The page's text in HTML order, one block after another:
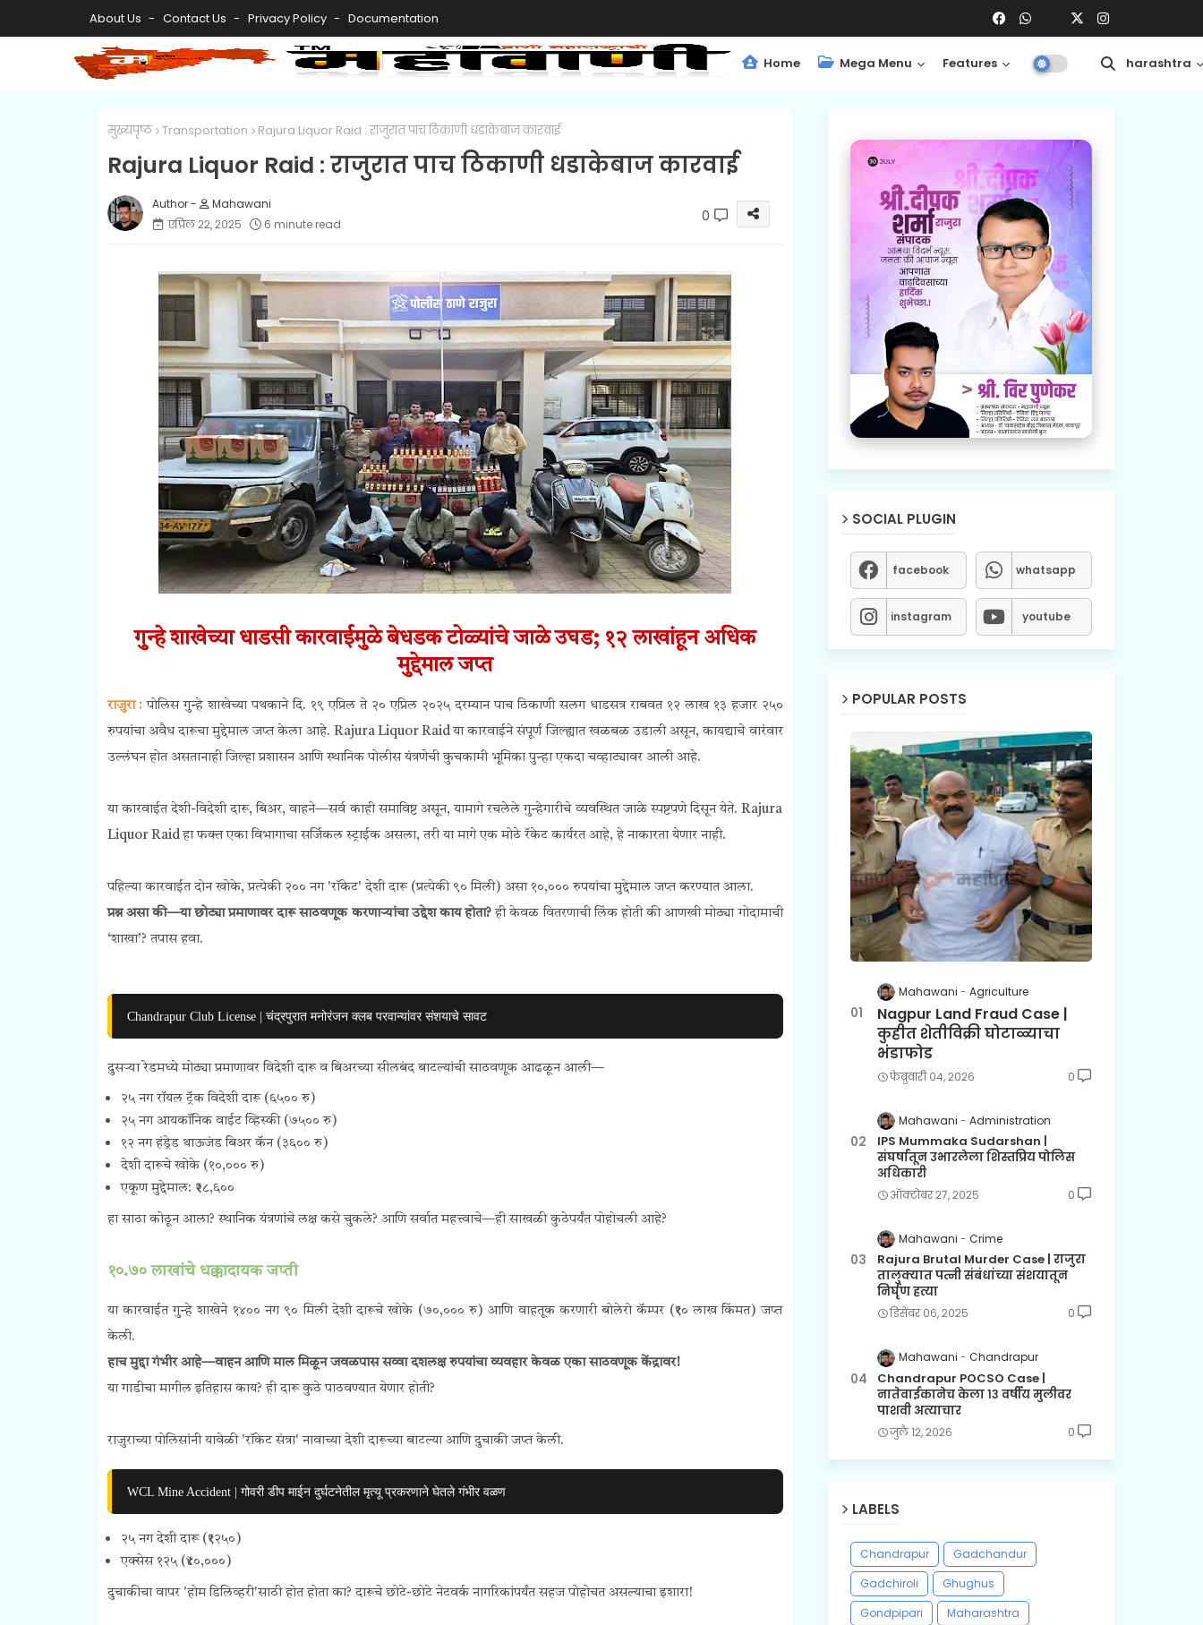
About Us Contact Us Privacy Policy Documentation
Home Mega Menu Features Central Maharashtra
मुख्यपृष्ठ Transportation Rajura Liquor Raid : राजुरात पाच ठिकाणी धडाकेबाज कारवाई
Rajura Liquor Raid : राजुरात पाच ठिकाणी धडाकेबाज कारवाई
Mahawani
एप्रिल २२, २०२५
6 minute read 0
गुन्हे शाखेच्या धाडसी कारवाईमुळे बेधडक टोळ्यांचे जाळे उघड; १२ लाखांहून अधिक
मुद्देमाल जप्त
राजुरा : पोलिस गुन्हे शाखेच्या पथकाने दि. १९ एप्रिल ते २० एप्रिल २०२५ दरम्यान पाच ठिकाणी सलग धाडसत्र राबवत १२ लाख १३ हजार २५०
रुपयांचा अवैध दारूचा मुद्देमाल जप्त केला आहे. Rajura Liquor Raid या कारवाईने संपूर्ण जिल्ह्यात खळबळ उडाली असून, कायद्याचे वारंवार
उल्लंघन होत असतानाही जिल्हा प्रशासन आणि स्थानिक पोलीस यंत्रणेची कुचकामी भूमिका पुन्हा एकदा चव्हाट्यावर आली आहे.
या कारवाईत देशी-विदेशी दारू, बिअर, वाहने—सर्व काही समाविष्ट असून, यामागे रचलेले गुन्हेगारीचे व्यवस्थित जाळे स्पष्टपणे दिसून येते. Rajura
Liquor Raid हा फक्त एका विभागाचा सर्जिकल स्ट्राईक असला, तरी या मागे एक मोठे रॅकेट कार्यरत आहे, हे नाकारता येणार नाही.
पहिल्या कारवाईत दोन खोके, प्रत्येकी २०० नग 'रॉकेट' देशी दारू (प्रत्येकी ९० मिली) असा १०,००० रुपयांचा मुद्देमाल जप्त करण्यात आला.
प्रश्न असा की—या छोट्या प्रमाणावर दारू साठवणूक करणाऱ्यांचा उद्देश काय होता? ही केवळ वितरणाची लिंक होती की आणखी मोठ्या गोदामाची
‘शाखा’? तपास हवा.
Chandrapur Club License | चंद्रपुरात मनोरंजन क्लब परवान्यांवर संशयाचे सावट
दुसऱ्या रेडमध्ये मोठ्या प्रमाणावर विदेशी दारू व बिअरच्या सीलबंद बाटल्यांची साठवणूक आढळून आली—
२५ नग रॉयल ट्रॅक विदेशी दारू (६५०० रु)
२५ नग आयकॉनिक वाईट व्हिस्की (७५०० रु)
१२ नग हंड्रेड थाऊजंड बिअर कॅन (३६०० रु)
देशी दारूचे खोके (१०,००० रु)
एकूण मुद्देमाल: ₹२८,६००
हा साठा कोठून आला? स्थानिक यंत्रणांचे लक्ष कसे चुकले? आणि सर्वात महत्त्वाचे—ही साखळी कुठेपर्यंत पोहोचली आहे?
१०.७० लाखांचे धक्कादायक जप्ती
या कारवाईत गुन्हे शाखेने १४०० नग ९० मिली देशी दारूचे खोके (७०,००० रु) आणि वाहतूक करणारी बोलेरो कॅम्पर (₹१० लाख किंमत) जप्त
केली.
हाच मुद्दा गंभीर आहे—वाहन आणि माल मिळून जवळपास सव्वा दशलक्ष रुपयांचा व्यवहार केवळ एका साठवणूक केंद्रावर!
या गाडीचा मागील इतिहास काय? ही दारू कुठे पाठवण्यात येणार होती?
राजुराच्या पोलिसांनी यावेळी 'रॉकेट संत्रा' नावाच्या देशी दारूच्या बाटल्या आणि दुचाकी जप्त केली.
WCL Mine Accident | गोवरी डीप माईन दुर्घटनेतील मृत्यू प्रकरणाने घेतले गंभीर वळण
२५ नग देशी दारू (₹१२५०)
एक्सेस १२५ (₹४०,०००)
दुचाकीचा वापर 'होम डिलिव्हरी'साठी होत होता का? दारूचे छोटे-छोटे नेटवर्क नागरिकांपर्यंत सहज पोहोचत असल्याचा इशारा!
SOCIAL PLUGIN
facebook whatsapp
instagram youtube
POPULAR POSTS
Mahawani Agriculture
Nagpur Land Fraud Case |
कुहीत शेतीविक्री घोटाळ्याचा
भंडाफोड
फेब्रुवारी ०४, २०२६ 0
Mahawani Administration
IPS Mummaka Sudarshan |
संघर्षातून उभारलेला शिस्तप्रिय पोलिस
अधिकारी
ऑक्टोबर २७, २०२५ 0
Mahawani Crime
Rajura Brutal Murder Case | राजुरा
तालुक्यात पत्नी संबंधांच्या संशयातून
निर्घृण हत्या
डिसेंबर ०६, २०२५ 0
Mahawani Chandrapur
Chandrapur POCSO Case |
नातेवाईकानेच केला १३ वर्षीय मुलीवर
पाशवी अत्याचार
जुलै १२, २०२६ 0
LABELS
Chandrapur
Gadchandur
Gadchiroli
Ghughus
Gondpipari
Maharashtra